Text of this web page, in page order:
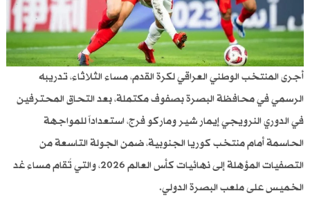
أجرى المنتخب الوطني العراقي لكرة القدم، مساء الثلاثاء، تدريبه
الرسمي في محافظة البصرة بصفوف مكتملة، بعد التحاق المحترفين
في الدوري النرويجي إيمار شير وماركو فرج، استعداداً للمواجهة
الحاسمة أمام منتخب كوريا الجنوبية، ضمن الجولة التاسعة من
التصفيات المؤهلة إلى نهائيات كأس العالم 2026، والتي تُقام مساء غد
الخميس على ملعب البصرة الدولي.